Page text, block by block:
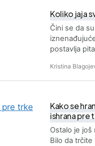
Koliko jaja
Čini se da
postavlja
Kristina
Kako se
ishrana pre
Ostalo je
Bilo da